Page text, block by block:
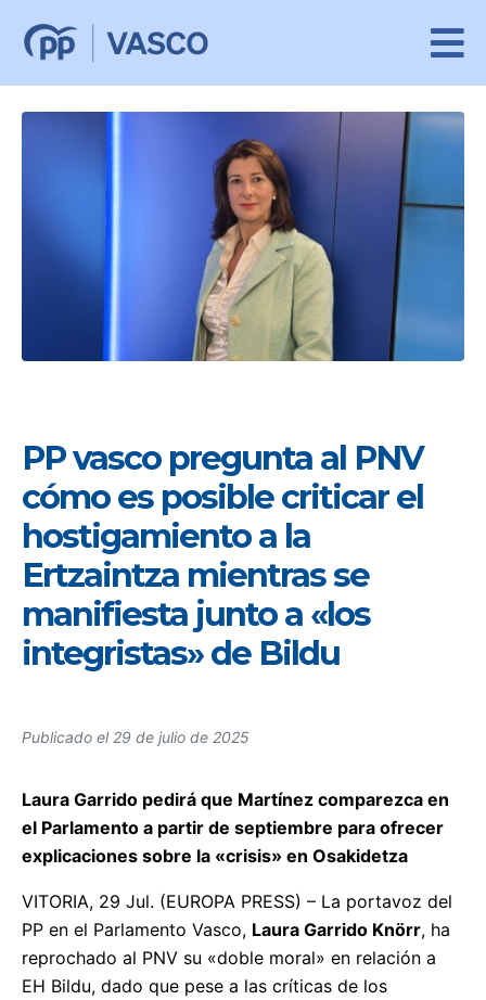
Publicado el 29 de julio de 2025
PP vasco pregunta al PNV
cómo es posible criticar el
hostigamiento a la
Ertzaintza mientras se
manifiesta junto a «los
integristas» de Bildu
Laura Garrido pedirá que Martínez comparezca en
el Parlamento a partir de septiembre para ofrecer
explicaciones sobre la «crisis» en Osakidetza
VITORIA, 29 Jul. (EUROPA PRESS) – La portavoz del
PP en el Parlamento Vasco, Laura Garrido Knörr, ha
reprochado al PNV su «doble moral» en relación a
EH Bildu, dado que pese a las críticas de los